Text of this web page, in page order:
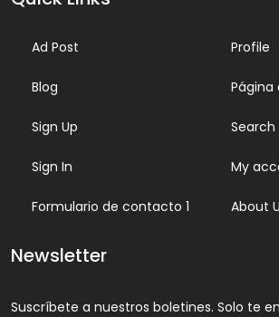
Ad Post
Blog
Sign Up
Sign In
Formulario de contacto 1
Profile
Página
Search
My
About
Newsletter
Suscríbete a nuestros boletines. Solo te